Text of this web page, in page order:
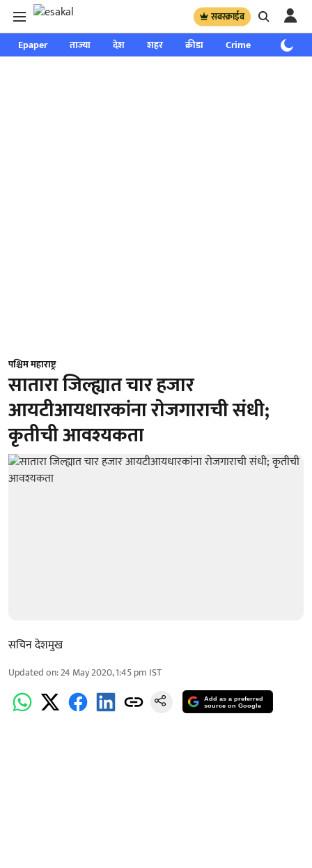
सबस्क्राईब
Epaper ताज्या देश शहर क्रीडा Crime साप्ताहिक
पश्चिम महाराष्ट्र
सातारा जिल्ह्यात चार हजार
आयटीआयधारकांना राेजगाराची संधी;
कृतीची आवश्यकता
सचिन देशमुख
Updated on:24 May 2020, 1:45 pm IST
Add as a preferred
source on Google